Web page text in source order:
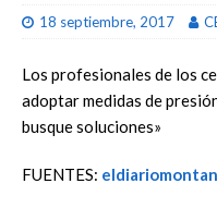
18 septiembre, 2017
Los profesionales de los
adoptar medidas de
busque soluciones»
FUENTES: